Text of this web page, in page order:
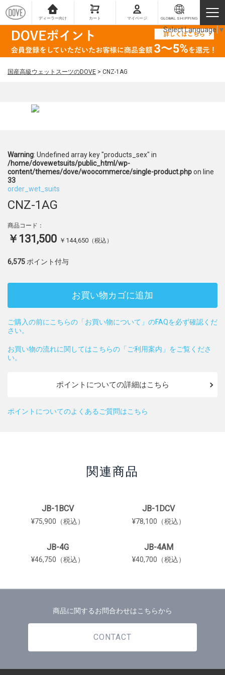
ディーラー向け カート マイページ GLOBAL SHIPPING
国産高級ウェットスーツのDOVE > CNZ-1AG
Warning: Undefined array key "products_sex" in
/home/dovewetsuits/public_html/wp-
content/themes/dove/woocommerce/single-product.phpon line
33
order_wet_suits
CNZ-1AG
商品コード：
￥131,500 ￥144,650 （税込）
6,575 ポイント付与
お買い物カゴに追加
ご購入の前にこちらの「お買い物について」のFAQを必ず確認くだ
さい。
お買い物の流れに関してはこちらの「ご利用案内」をご覧くださ
い。
ポイントについての詳細はこちら
ポイントについてのよくあるご質問はこちら
関連商品
JB-1BCV
¥75,900（税込）
JB-1DCV
¥78,100（税込）
JB-4G
¥46,750（税込）
JB-4AM
¥40,700（税込）
商品に関するお問合わせはこちらから
CONTACT
Select Language ▼